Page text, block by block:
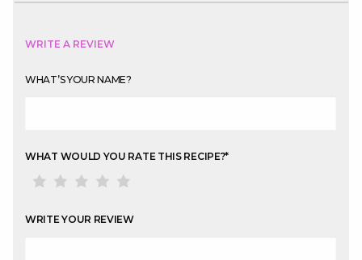
WRITE A REVIEW
WHAT’S YOUR NAME?
WHAT WOULD YOU RATE THIS RECIPE?*
WRITE YOUR REVIEW